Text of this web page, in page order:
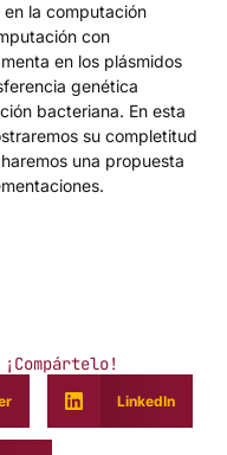
la computación
con
en los plásmidos
genética
bacteriana. En esta
su completitud
una propuesta
¡Compártelo!
LinkedIn